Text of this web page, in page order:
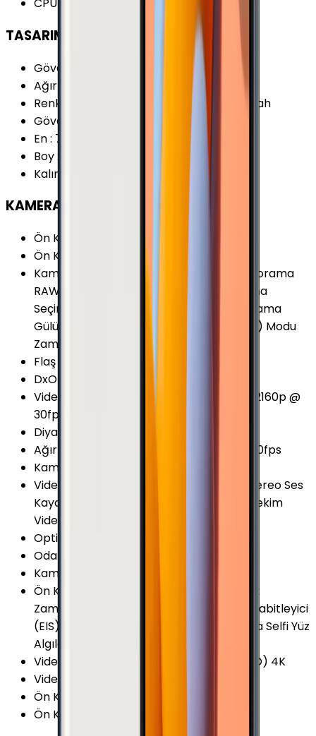
CPU Frekansı
TASARIM
Gövde Malzemesi (Kapak)
Cam
Ağırlık
Renk Seçenekleri
Altın Beyaz Gümüş Siyah
Gövde Malzemesi (Çerçeve)
Metal
En: 76.1 mm
Boy:
Kalınlık
KAMERA
Ön Kamera Çözünürlüğü
Ön Kamera Video Çözünürlüğü
Kamera Özellikleri
HDR Odak Takibi Panorama
RAW Kayıt Yapabilme Otomatik odaklama
Seçimsel Odaklama Sesli komut Yüz Algılama
Gülümseme yakalama Seri Çekim (Burst) Modu
Zamanlayıcı 1.12μm Piksel
Flaş
DxOMark Eski (v1)
86 Puan
Video Kayıt Seçenekleri
1080p @ 60fps 2160p @
30fps
Diyafram Açıklığı
Ağır Çekim Kayıt Seçenekleri
720p @ 120fps
Kamera Çözünürlüğü
Video Kayıt Özellikleri
Dual Kayıt HDR Stereo Ses
Kaydı Time-lapse (Hyperlapse) Yavaş Çekim
Video Kayıt (Slow motion video)
Optik Görüntü Sabitleyici (OIS)
Odak Uzaklığı
Kamera Sensör Boyutu
Ön Kamera Özellikleri
HDR Gesture Shot
Zamanlayıcı (self-timer) Dijital görüntü sabitleyici
(EIS) Dual video call Geniş Açılı Panorama Selfi Yüz
Algılama 22mm 120° Açılı
Video Kayıt Çözünürlüğü
2160p (Ultra HD) 4K
Video FPS Değeri
Ön Kamera Diyafram Açıklığı
Ön Kamera FPS Değeri